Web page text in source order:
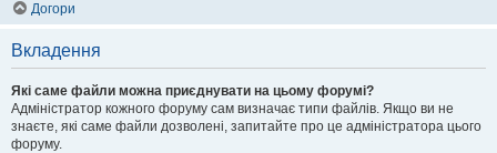
Догори
Вкладення
Які саме файли можна приєднувати на цьому форумі?
Адміністратор кожного форуму сам визначає типи файлів. Якщо ви не
знаєте, які саме файли дозволені, запитайте про це адміністратора цього
форуму.